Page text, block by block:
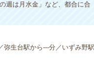
週は月水金」など、都合に合
弥生台駅から---分／いずみ野駅